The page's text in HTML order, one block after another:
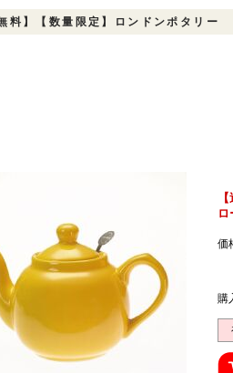
無料】【数量限定】ロンドンポタ
価
購